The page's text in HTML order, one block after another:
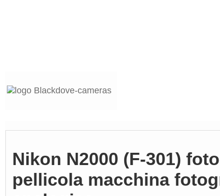
Nikon N2000 (F-301)
pellicola macchina